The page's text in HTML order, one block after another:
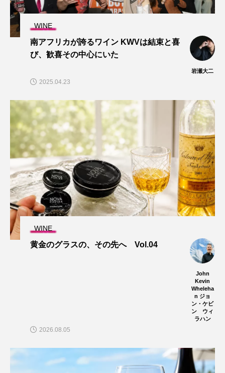
WINE
南アフリカが誇るワイン KWVは結束と喜
び、歓喜その中心にいた
岩瀬大二
2025.04.23
WINE
黄金のグラスの、その先へ Vol.04
John
Kevin
Wheleha
n ジョ
ン・ケビ
ン ウィ
ラハン
2026.08.05